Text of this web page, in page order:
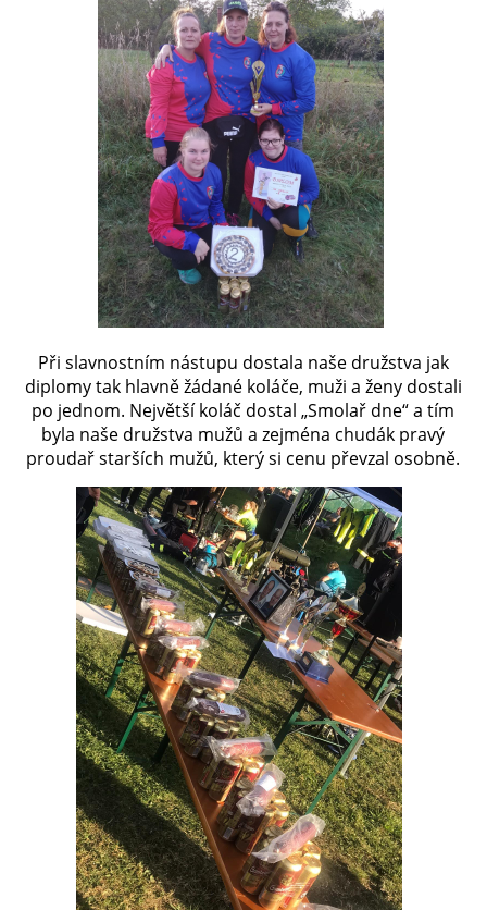
Při slavnostním nástupu dostala naše družstva jak
diplomy tak hlavně žádané koláče, muži a ženy dostali
po jednom. Největší koláč dostal „Smolař dne“ a tím
byla naše družstva mužů a zejména chudák pravý
proudař starších mužů, který si cenu převzal osobně.